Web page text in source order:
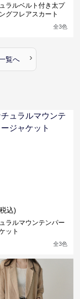
ラルベルト付き太プ
グフレアスカート
全3色
覧へ ›
込)
ラルマウンテンパー
ット
全3色